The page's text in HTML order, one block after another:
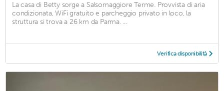
La casa di Betty sorge a Salsomaggiore Terme. Provvista di aria
condizionata, WiFi gratuito e parcheggio privato in loco, la
struttura si trova a 26 km da Parma. ...
Verifica disponibilità